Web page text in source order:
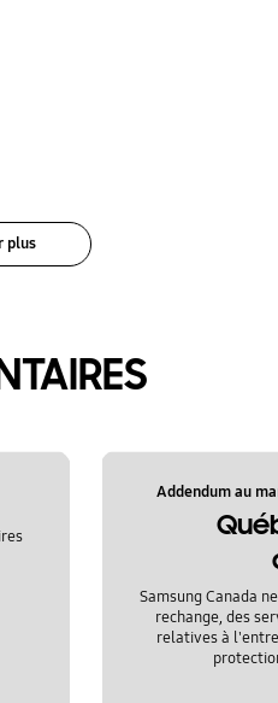
plus
Addendum au
Samsung Canada
rechange, des
relatives à